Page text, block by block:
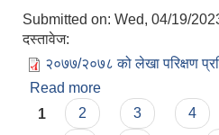
Submitted on: Wed, 04/19/
दस्तावेज:
२०७७/२०७८ को लेखा परिक्षण
Read more
Pages
1 2 3 4